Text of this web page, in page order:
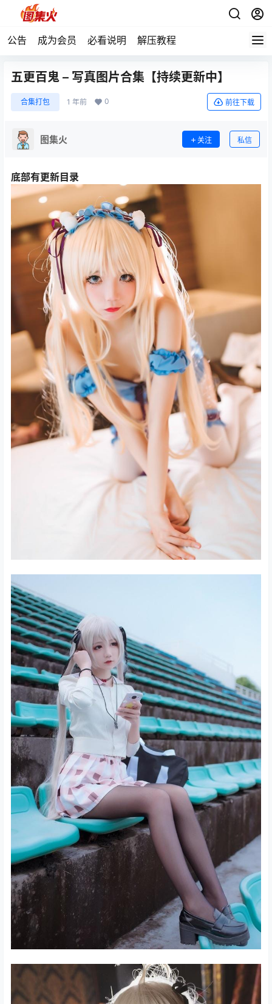
公告 成为会员 必看说明 解压教程
五更百鬼 – 写真图片合集【持续更新中】
合集打包 1 年前 0 前往下载
图集火 关注 私信
底部有更新目录